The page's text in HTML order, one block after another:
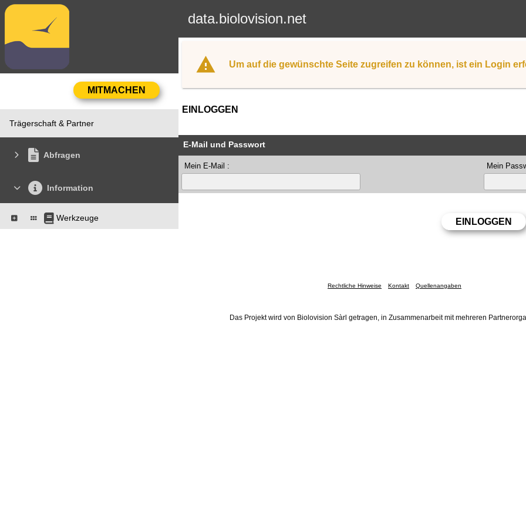
data.biolovision.net
Trägerschaft & Partner
Abfragen
Information
Werkzeuge
Um auf die gewünschte Seite zugreifen zu können, ist ein Login
EINLOGGEN
E-Mail und Passwort
Mein E-Mail : Mein
Rechtliche Hinweise Kontakt Quellenangaben
Das Projekt wird von Biolovision Sàrl getragen, in Zusammenarbeit mit mehreren